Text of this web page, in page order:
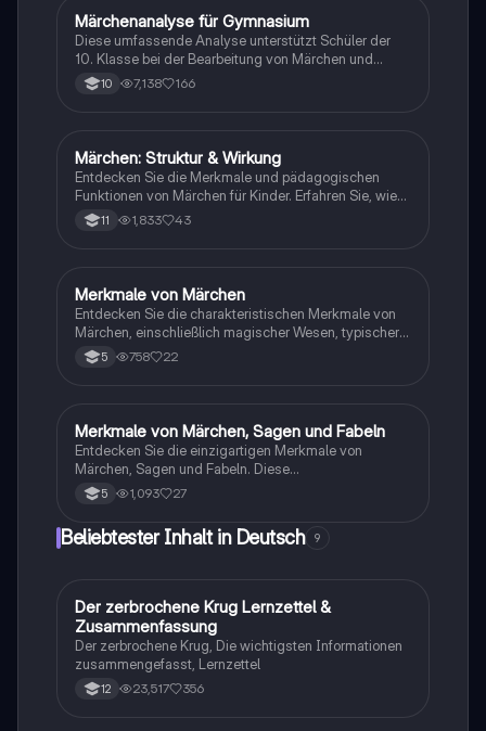
Deutsch
Märchenanalyse für Gymnasium
Diese umfassende Analyse unterstützt Schüler der
10. Klasse bei der Bearbeitung von Märchen und
pragmatischen Texten. Sie bietet eine detaillierte
Struktur und Kernaussagen zu den Themen 'Wozu
Leistungsfeststellung im Fach Deutsch. Enthält
wichtige Hinweise zur Textinterpretation,
Argumentation und sprachlichen
Gestaltungselementen.
10 7,138 166
Deutsch
Märchen: Struktur & Wirkung
Entdecken Sie die Merkmale und pädagogischen
Funktionen von Märchen für Kinder. Erfahren Sie, wie
Märchen Werte vermitteln, die Fantasie anregen und
die Sprachentwicklung fördern. Diskutieren Sie auch
11 1,833 43
Deutsch
Merkmale von Märchen
Entdecken Sie die charakteristischen Merkmale von
Märchen, einschließlich magischer Wesen, typischer
Handlungsstrukturen und wiederkehrender
Formulierungen. Diese Zusammenfassung bietet
magischer Zahlen und Gegenstände. Ideal für
Schüler, die Märchen analysieren und verstehen
möchten.
5 758 22
Deutsch
Merkmale von Märchen, Sagen und Fabeln
Entdecken Sie die einzigartigen Merkmale von
Märchen, Sagen und Fabeln. Diese
Zusammenfassung bietet eine detaillierte Analyse der
Struktur, Charaktere und Themen dieser Erzählformen.
verwoben sind, die moralischen Lehren in Fabeln
sich auf Prüfungen vorbereiten oder ihr Wissen über
literarische Textarten vertiefen möchten.
5 1,093 27
Beliebtester Inhalt in Deutsch 9
Deutsch
Der zerbrochene Krug Lernzettel &
Zusammenfassung
Der zerbrochene Krug, Die wichtigsten Informationen
zusammengefasst, Lernzettel
12 23,517 356